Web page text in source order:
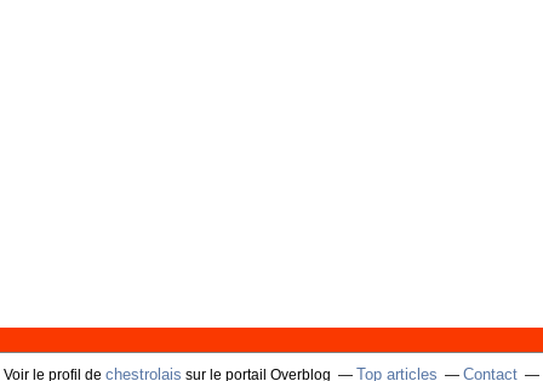
Voir le profil de chestrolais sur le portail Overblog Top articles Contact